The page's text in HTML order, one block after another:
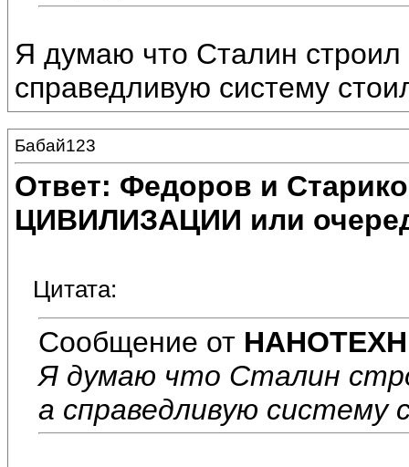
Я думаю что Сталин строил
справедливую систему
Бабай123
Ответ: Федоров и
ЦИВИЛИЗАЦИИ или
Цитата:
Сообщение от
Я думаю что Сталин
а справедливую